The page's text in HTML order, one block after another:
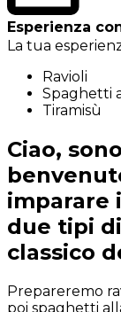
Esperienza
La tua
Ravioli
Spaghetti
Tiramisù
Ciao,
imparare
due tipi
classico
Prepareremo
poi spaghetti